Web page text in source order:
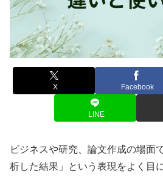
X Facebook
LINE
ビジネスや研究、論文作成の場面
析した結果」という表現をよく目